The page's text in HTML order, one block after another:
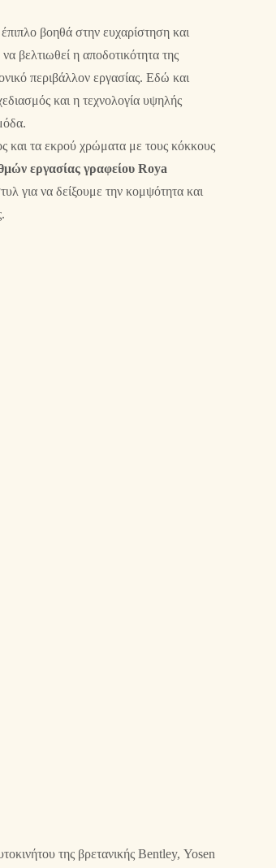
βοηθά στην ευχαρίστηση και
βελτιωθεί η αποδοτικότητα της
περιβάλλον εργασίας. Εδώ και
και η τεχνολογία υψηλής
και τα εκρού χρώματα με τους κόκκους
εργασίας γραφείου Roya
για να δείξουμε την κομψότητα και
της βρετανικής Bentley, Yosen